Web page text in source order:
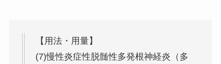
【用法・用量】
(7)慢性炎症性脱髄性多発根神経炎（多